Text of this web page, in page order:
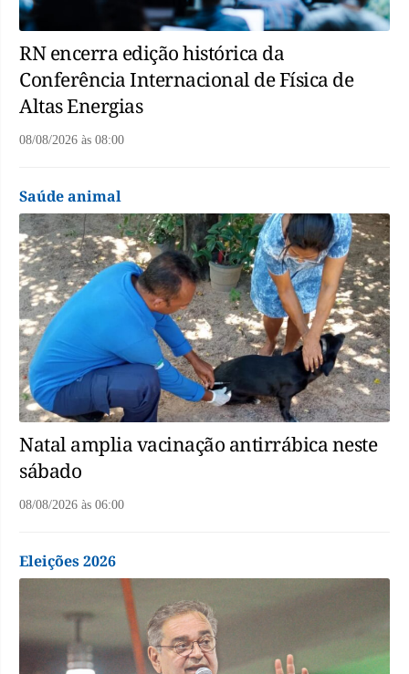
RN encerra edição histórica da
Conferência Internacional de Física de
Altas Energias
08/08/2026 às 08:00
Saúde animal
Natal amplia vacinação antirrábica neste
sábado
08/08/2026 às 06:00
Eleições 2026